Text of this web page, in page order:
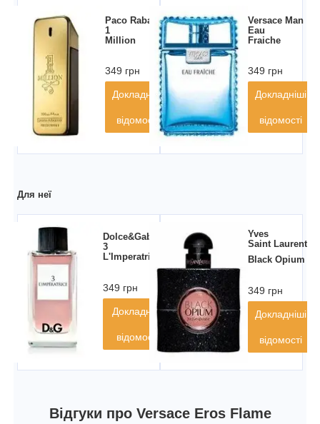
Paco Rabanne
1
Million
349 грн
Докладніші
відомості
Versace Man
Eau
Fraiche
349 грн
Докладніші
відомості
Для неї
Dolce&Gabbana
3
L'Imperatrice
349 грн
Докладніші
відомості
Yves
Saint Laurent
Black Opium
349 грн
Докладніші
відомості
Відгуки про Versace Eros Flame